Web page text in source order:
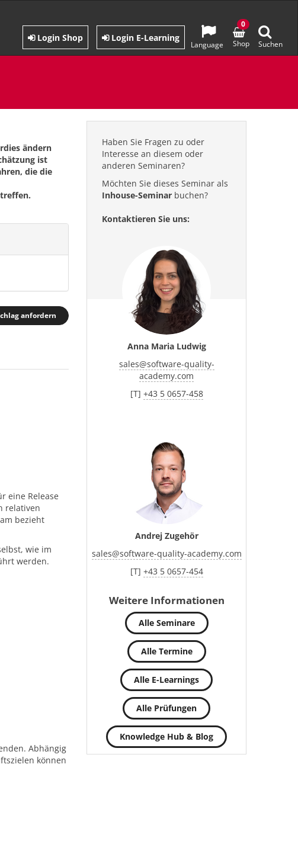
Language
Login Shop Login E-Learning
Shop
0
Suchen
ändern
ist
die die
anfordern
eine Release
relativen
bezieht
wie im
werden.
Abhängig
können
Haben Sie Fragen zu oder
Interesse an diesem oder
anderen Seminaren?
Möchten Sie dieses Seminar als
Inhouse-Seminar buchen?
Kontaktieren Sie uns:
Anna Maria Ludwig
sales@software-quality-
academy.com
[T] +43 5 0657-458
Andrej Zugehör
sales@software-quality-academy.com
[T] +43 5 0657-454
Weitere Informationen
Alle Seminare
Alle Termine
Alle E-Learnings
Alle Prüfungen
Knowledge Hub & Blog